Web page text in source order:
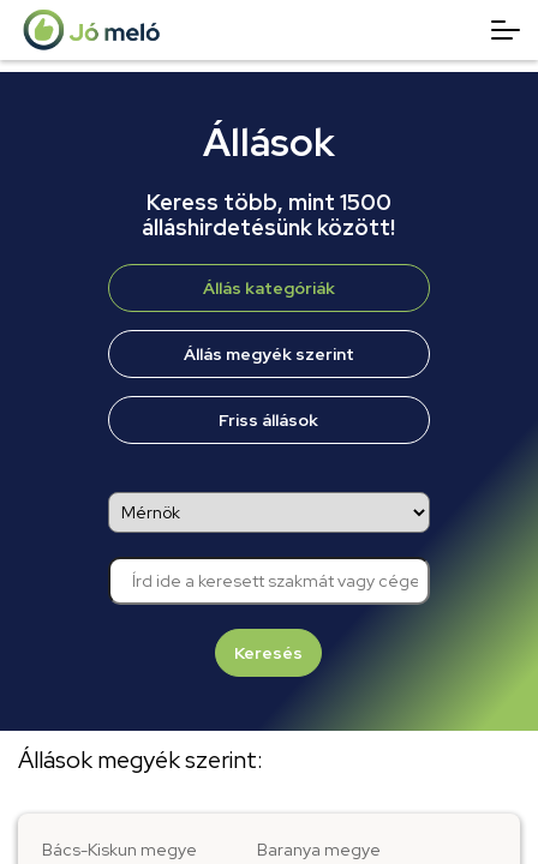
Állások
Keress több, mint 1500
álláshirdetésünk között!
Állás kategóriák
Állás megyék szerint
Friss állások
Keresés
Állások megyék szerint:
Bács-Kiskun megye
Baranya megye